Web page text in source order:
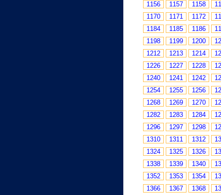
1156
1157 1158
1170
1171 1172
1184
1185 1186
1198
1199 1200
1212
1213 1214
1226
1227 1228
1240
1241 1242
1254
1255 1256
1268
1269 1270
1282
1283 1284
1296
1297 1298
1310
1311 1312
1324
1325 1326
1338
1339 1340
1352
1353 1354
1366
1367 1368